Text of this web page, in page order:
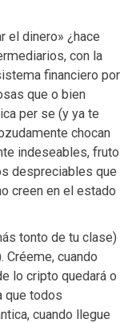
el dinero» ¿hace
con la
financiero por
que o bien
per se (y ya te
chocan
indeseables, fruto
despreciables que
creen en el estado
tonto de tu clase)
Créeme, cuando
lo cripto quedará o
que todos
cuando llegue